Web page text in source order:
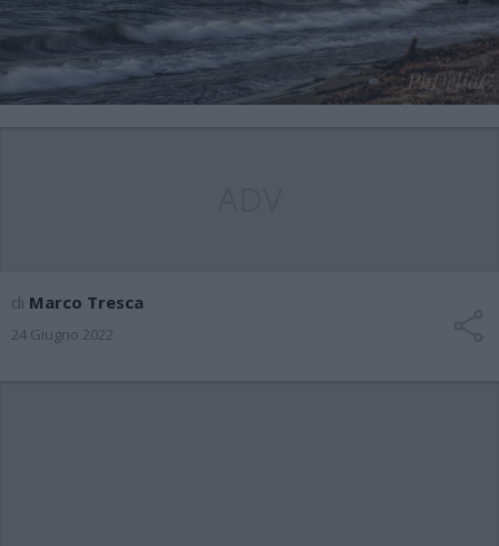
di Marco Tresca
24 Giugno 2022